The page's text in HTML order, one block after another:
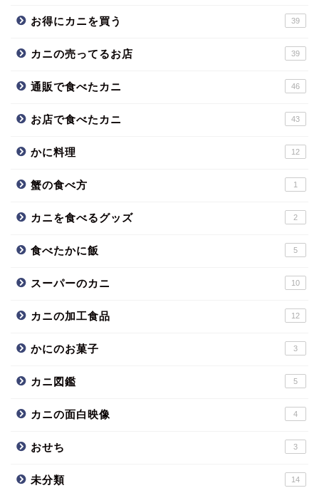
お得にカニを買う 39
カニの売ってるお店 39
通販で食べたカニ 46
お店で食べたカニ 43
かに料理 12
蟹の食べ方 1
カニを食べるグッズ 2
食べたかに飯 5
スーパーのカニ 10
カニの加工食品 12
かにのお菓子 3
カニ図鑑 5
カニの面白映像 4
おせち 3
未分類 14